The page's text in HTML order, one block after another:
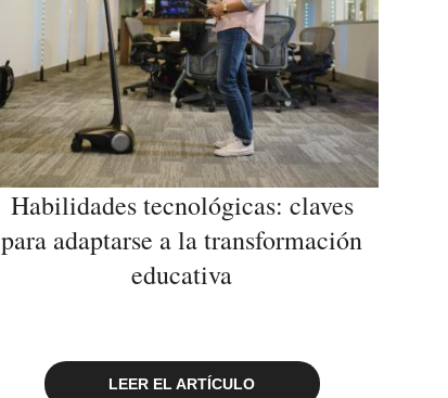
Habilidades tecnológicas: claves
para adaptarse a la transformación
educativa
LEER EL ARTÍCULO